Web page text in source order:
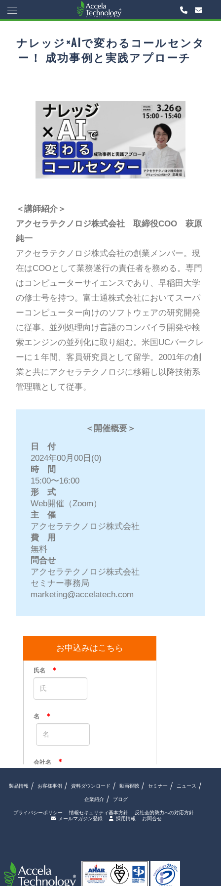
ナレッジ×AIで変わるコールセンタ
ー！ 成功事例と実践アプローチ
＜講師紹介＞
アクセラテクノロジ株式会社 取締役COO 萩原
純一
アクセラテクノロジ株式会社の創業メンバー。現
在はCOOとして業務遂行の責任者を務める。専門
はコンピューターサイエンスであり、早稲田大学
の修士号を持つ。富士通株式会社においてスーパ
ーコンピューター向けのソフトウェアの研究開発
に従事。並列処理向け言語のコンパイラ開発や検
索エンジンの並列化に取り組む。米国UCバークレ
ーに１年間、客員研究員として留学。2001年の創
業と共にアクセラテクノロジに移籍し以降技術系
管理職として従事。
＜開催概要＞
日 付
2024年00月00日(0)
時 間
15:00〜16:00
形 式
Web開催（Zoom）
主 催
アクセラテクノロジ株式会社
費 用
無料
問合せ
アクセラテクノロジ株式会社
セミナー事務局
marketing@accelatech.com
お申込みはこちら
製品情報 お客様事例 資料ダウンロード 動画視聴 セミナー ニュース
企業紹介 ブログ
プライバシーポリシー 情報セキュリティ基本方針
反社会的勢力への対応方針
メールマガジン登録
採用情報 お問合せ